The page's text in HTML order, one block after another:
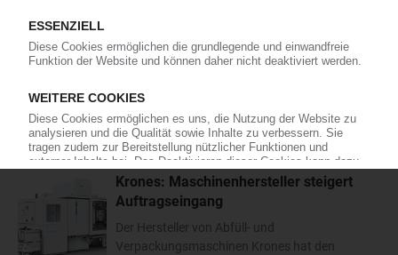
Nach etwas besseren Zahlen im zweiten Quartal
Gesamtjahr angehoben. Der Konzern mit der
Kunststoff-Hauptmarke „Rubbermaid“ rechnet nun – auch auf
Basis eines stärker erwarteten dritten...07.08.2026
Krones: Maschinenhersteller steigert
Auftragseingang
Der Hersteller von Abfüll- und
Verpackungsmaschinen Krones hat den